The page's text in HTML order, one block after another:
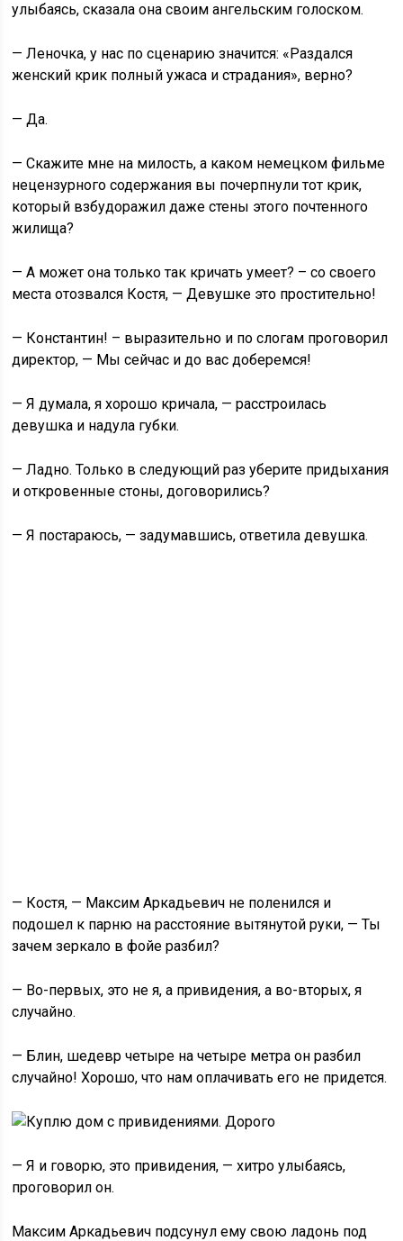
улыбаясь, сказала она своим ангельским голоском.
— Леночка, у нас по сценарию значится: «Раздался
женский крик полный ужаса и страдания», верно?
— Да.
— Скажите мне на милость, а каком немецком фильме
нецензурного содержания вы почерпнули тот крик,
который взбудоражил даже стены этого почтенного
жилища?
— А может она только так кричать умеет? – со своего
места отозвался Костя, — Девушке это простительно!
— Константин! – выразительно и по слогам проговорил
директор, — Мы сейчас и до вас доберемся!
— Я думала, я хорошо кричала, — расстроилась
девушка и надула губки.
— Ладно. Только в следующий раз уберите придыхания
и откровенные стоны, договорились?
— Я постараюсь, — задумавшись, ответила девушка.
— Костя, — Максим Аркадьевич не поленился и
подошел к парню на расстояние вытянутой руки, — Ты
зачем зеркало в фойе разбил?
— Во-первых, это не я, а привидения, а во-вторых, я
случайно.
— Блин, шедевр четыре на четыре метра он разбил
случайно! Хорошо, что нам оплачивать его не придется.
— Я и говорю, это привидения, — хитро улыбаясь,
проговорил он.
Максим Аркадьевич подсунул ему свою ладонь под